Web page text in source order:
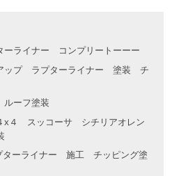
ライナー コンプリートーーー
ップ ラプターライナー 塗装 チ
ルーフ塗装
４ スッコーサ シチリアオレン
ターライナー 施工 チッピング塗